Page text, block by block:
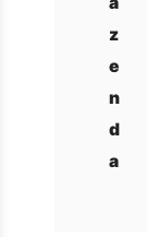
z
e
n
d
a